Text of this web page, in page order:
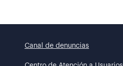
Canal de denuncias